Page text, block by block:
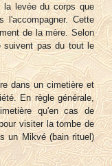
la levée du corps que
l'accompagner. Cette
de la mère. Selon
suivent pas du tout le
dans un cimetière et
En règle générale,
qu'en cas de
visiter la tombe de
un Mikvé (bain rituel)